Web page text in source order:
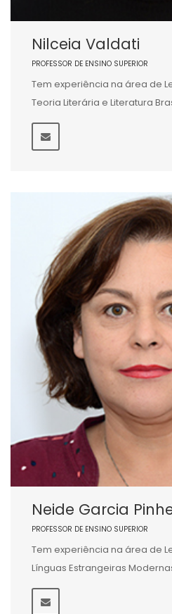
Nilceia Valdati
PROFESSOR DE ENSINO SUPERIOR
Tem experiência na área de
Teoria Literária e Literatura
Neide Garcia
PROFESSOR DE ENSINO SUPERIOR
Tem experiência na área de
Línguas Estrangeiras